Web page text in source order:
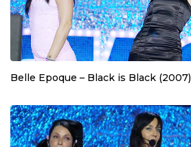
Belle Epoque – Black is Black (2007)